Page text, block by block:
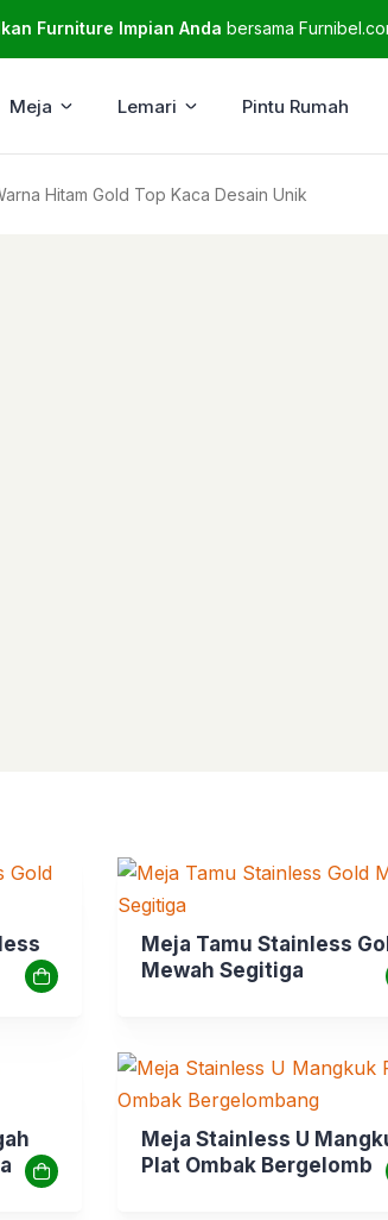
Furniture Impian Anda bersama
Meja Lemari Pintu Rumah
Meja Tamu Stainless Warna Hitam Gold Top Kaca Desain Unik
Meja Tamu Stainless
Mewah Segitiga
Meja Stainless U
Plat Ombak